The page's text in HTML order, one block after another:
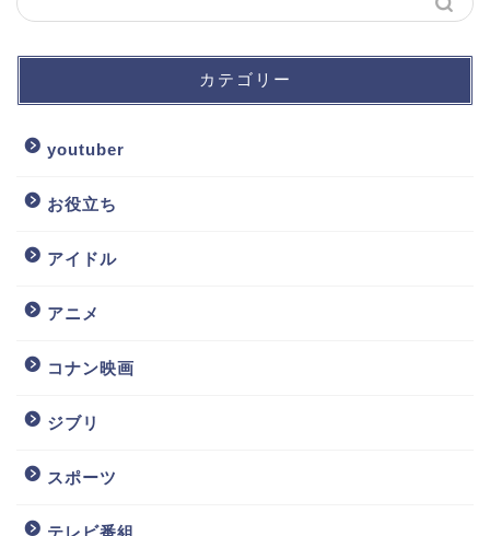
カテゴリー
youtuber
お役立ち
アイドル
アニメ
コナン映画
ジブリ
スポーツ